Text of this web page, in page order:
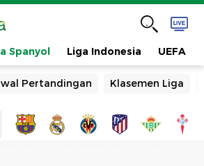
Spanyol Liga Indonesia UEFA
Pertandingan Klasemen Liga